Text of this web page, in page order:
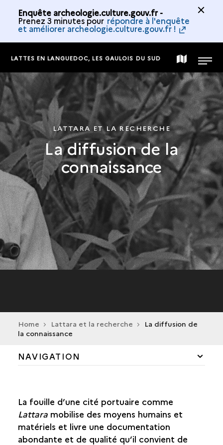
Enquête archeologie.culture.gouv.fr -
Prenez 3 minutes pour répondre à l'enquête
et améliorer archeologie.culture.gouv.fr !
LATTES EN LANGUEDOC, LES GAULOIS DU SUD CARTE
DE
LA
COLLECTION
MENU
LATTARA ET LA RECHERCHE
La diffusion de la
connaissance
Home Lattara et la recherche
La diffusion de
la connaissance
NAVIGATION
DE NOUVELLES FOUILLES
UNE ÉQUIPE INTERNATIONALE
La fouille d’une cité portuaire comme
Lattaramobilise des moyens humains et
matériels et livre une documentation
abondante et de qualité qu’il convient de